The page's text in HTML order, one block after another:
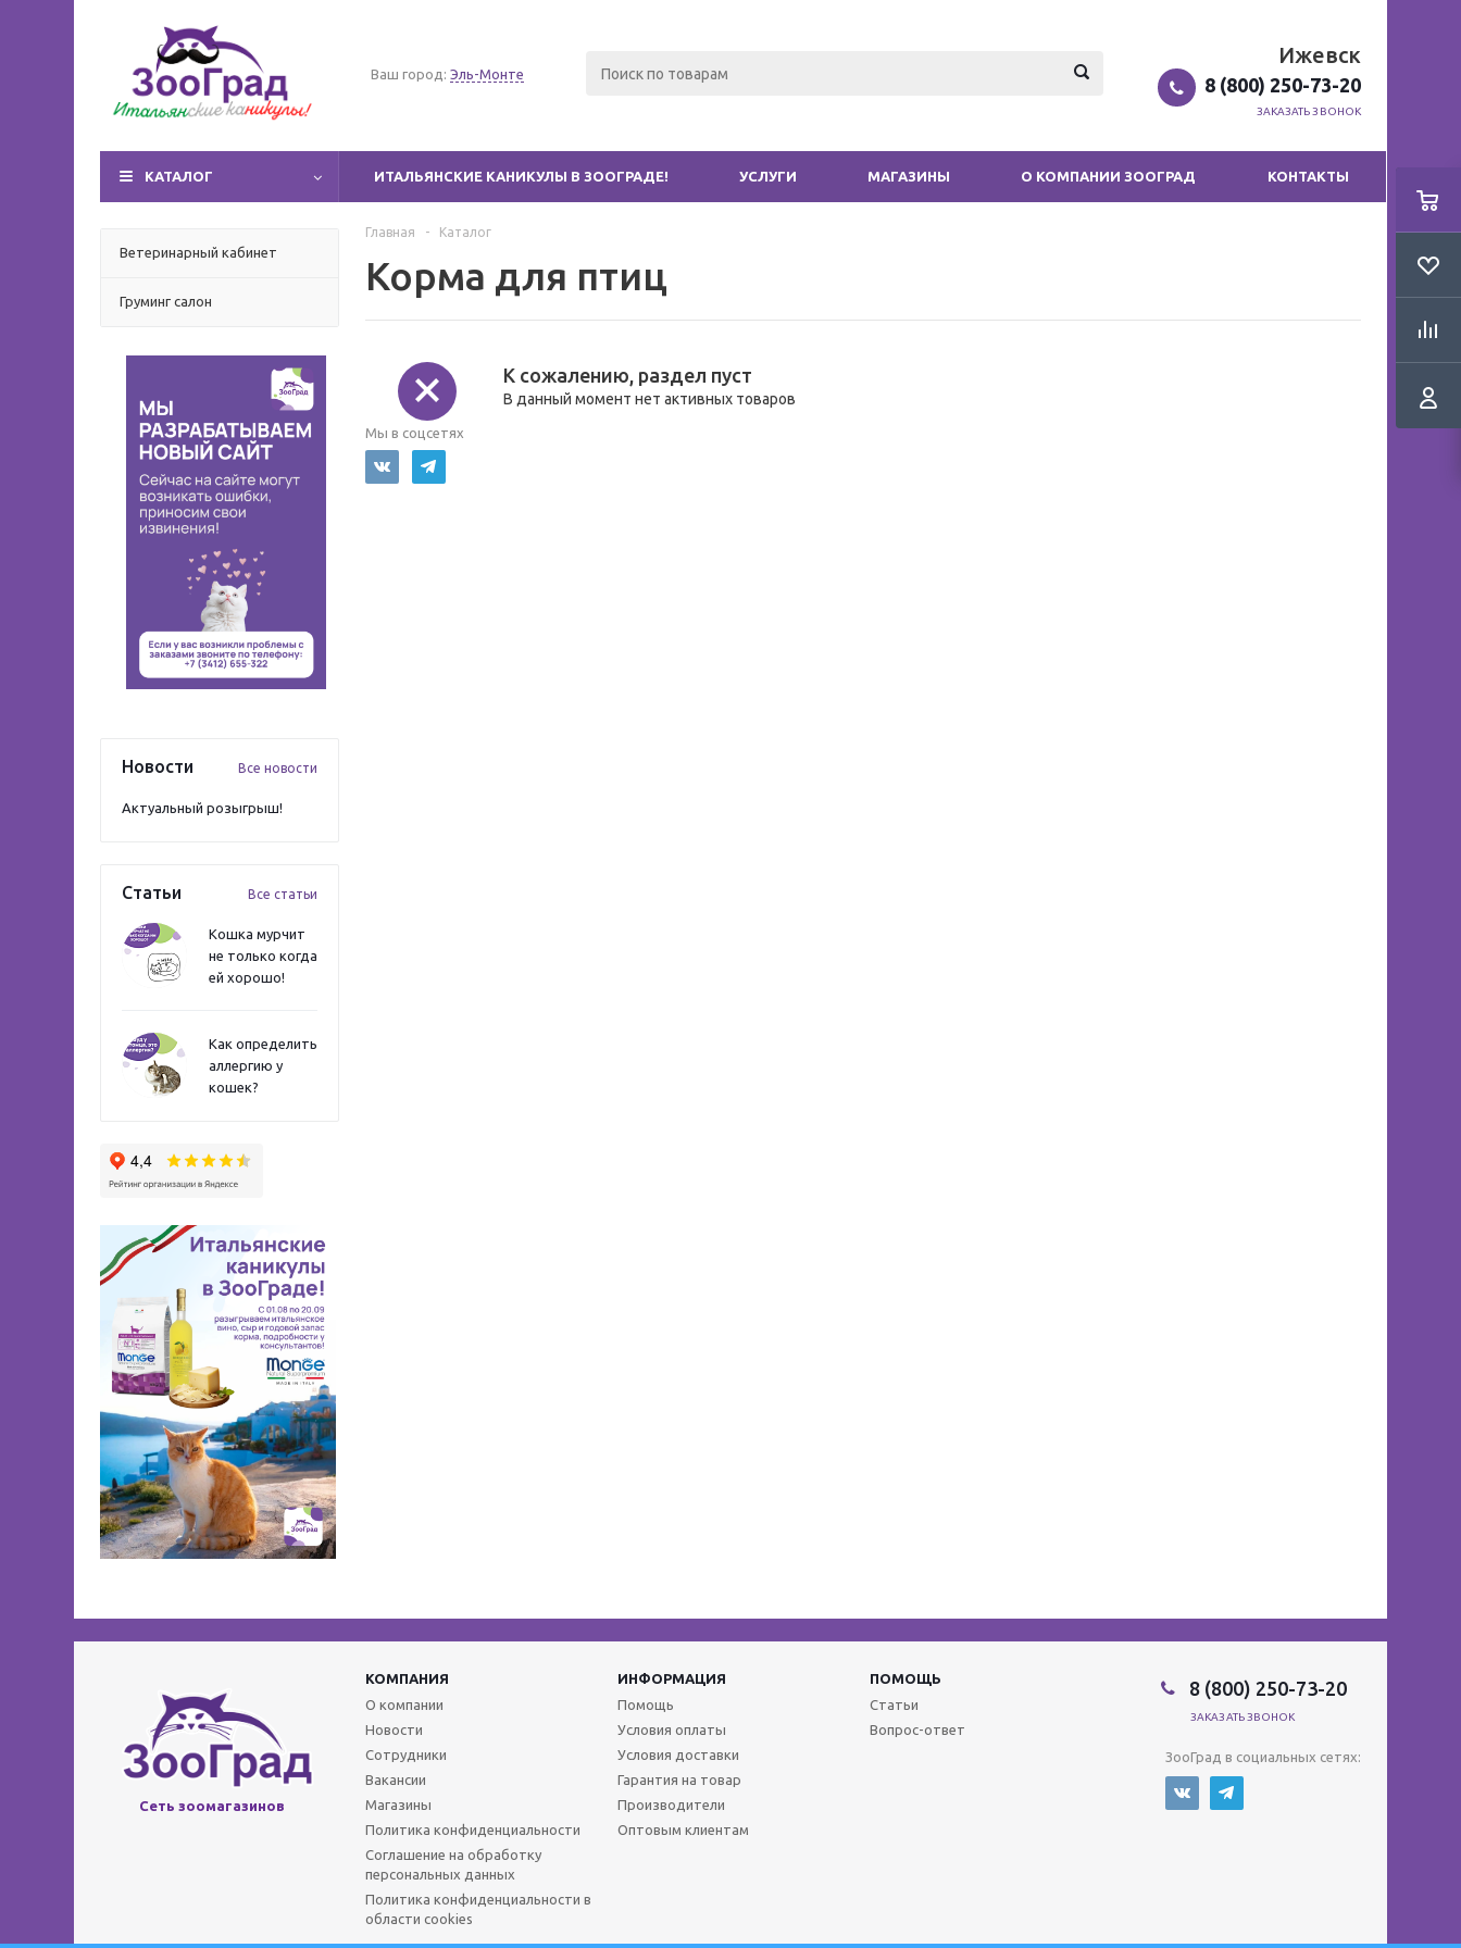
Ваш город: Эль-Монте
Ижевск
8 (800) 250-73-20
ЗАКАЗАТЬ ЗВОНОК
КАТАЛОГ ИТАЛЬЯНСКИЕ КАНИКУЛЫ В ЗООГРАДЕ! УСЛУГИ МАГАЗИНЫ О КОМПАНИИ ЗООГРАД КОНТАКТЫ
Ветеринарный кабинет
Груминг салон
Новости Все новости
Актуальный розыгрыш!
Статьи Все статьи
Кошка мурчит
не только когда
ей хорошо!
Как определить
аллергию у
кошек?
Главная - Каталог
Корма для птиц
К сожалению, раздел пуст
В данный момент нет активных товаров
Мы в соцсетях
Сеть зоомагазинов
КОМПАНИЯ ИНФОРМАЦИЯ
ПОМОЩЬ
О компании
Новости
Сотрудники
Вакансии
Магазины
Политика конфиденциальности
Соглашение на обработку
персональных данных
Политика конфиденциальности в
области cookies
Помощь
Условия оплаты
Условия доставки
Гарантия на товар
Производители
Оптовым клиентам
Статьи
Вопрос-ответ
8 (800) 250-73-20
ЗАКАЗАТЬ ЗВОНОК
ЗооГрад в социальных сетях: